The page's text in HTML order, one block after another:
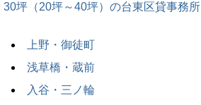
30坪（20坪～40坪）の台東区貸事務所
上野・御徒町
浅草橋・蔵前
入谷・三ノ輪